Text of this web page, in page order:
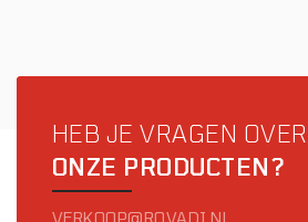
HEB JE VRAGEN OVER
ONZE PRODUCTEN?